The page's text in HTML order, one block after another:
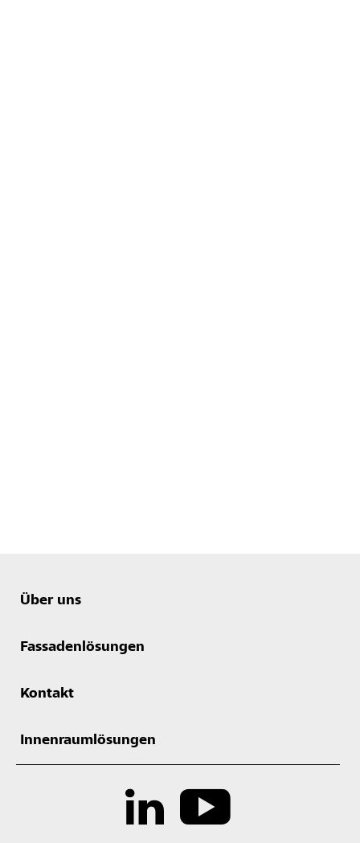
Über uns
Fassadenlösungen
Kontakt
Innenraumlösungen